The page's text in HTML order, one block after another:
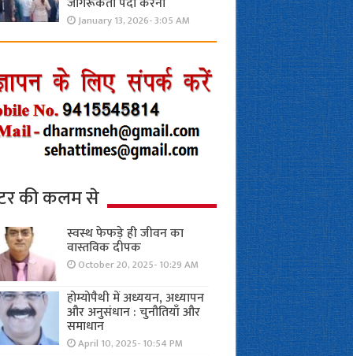
January 13, 2026- 3:05 AM
की कलम से
स्वस्थ फेफड़े ही जीवन का
वास्तविक दीपक
October 20, 2025- 10:29 AM
होम्योपैथी में अध्ययन, अध्यापन
और अनुसंधान : चुनौतियाँ और
समाधान
April 10, 2025- 10:54 PM